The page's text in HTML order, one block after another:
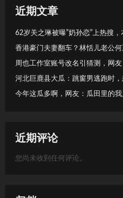
近期文章
62岁关之琳被曝”奶孙恋”上热搜
香港豪门夫妻翻车？林恬儿老公
周也工作室账号改名引猜测，网
河北巨鹿县大瓜：跳窗男逃跑时
今年这瓜多啊，网友：瓜田里的我
近期评论
您尚未收到任何评论。